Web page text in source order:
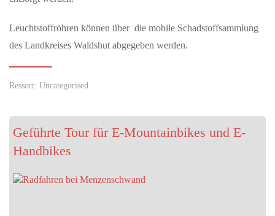
präsentieren zu dürfen. Modern, schlicht, übersichtlich und
After-Work-Event in Schloss Bonndorf mit Kunst und
Musik
von Stefan Gross, die…
Auszeichnung für digitale Demokratie-Innovation
Leuchtstoffröhren können über die mobile Schadstoffsammlung
des Landkreises Waldshut abgegeben werden.
Ressort: Uncategorised
Geführte Tour für E-Mountainbikes und E-
Handbikes